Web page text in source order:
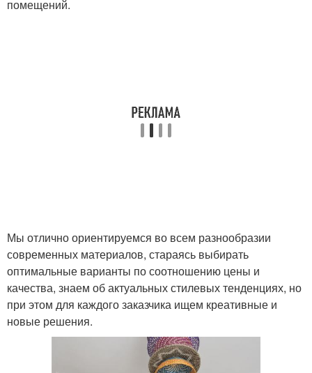
помещений.
Мы отлично ориентируемся во всем разнообразии
современных материалов, стараясь выбирать
оптимальные варианты по соотношению цены и
качества, знаем об актуальных стилевых тенденциях, но
при этом для каждого заказчика ищем креативные и
новые решения.